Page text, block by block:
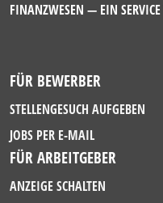
FINANZWESEN — EIN
FÜR BEWERBER
STELLENGESUCH AUFGEBEN
JOBS PER E-MAIL
FÜR ARBEITGEBER
ANZEIGE SCHALTEN